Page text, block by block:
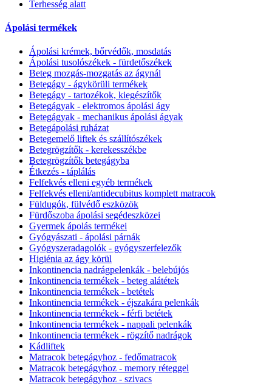
Terhesség alatt
Ápolási termékek
Ápolási krémek, bőrvédők, mosdatás
Ápolási tusolószékek - fürdetőszékek
Beteg mozgás-mozgatás az ágynál
Betegágy - ágykörüli termékek
Betegágy - tartozékok, kiegészítők
Betegágyak - elektromos ápolási ágy
Betegágyak - mechanikus ápolási ágyak
Betegápolási ruházat
Betegemelő liftek és szállítószékek
Betegrögzítők - kerekesszékbe
Betegrögzítők betegágyba
Étkezés - táplálás
Felfekvés elleni egyéb termékek
Felfekvés elleni/antidecubitus komplett matracok
Füldugók, fülvédő eszközök
Fürdőszoba ápolási segédeszközei
Gyermek ápolás termékei
Gyógyászati - ápolási párnák
Gyógyszeradagolók - gyógyszerfelezők
Higiénia az ágy körül
Inkontinencia nadrágpelenkák - belebújós
Inkontinencia termékek - beteg alátétek
Inkontinencia termékek - betétek
Inkontinencia termékek - éjszakára pelenkák
Inkontinencia termékek - férfi betétek
Inkontinencia termékek - nappali pelenkák
Inkontinencia termékek - rögzítő nadrágok
Kádliftek
Matracok betegágyhoz - fedőmatracok
Matracok betegágyhoz - memory réteggel
Matracok betegágyhoz - szivacs